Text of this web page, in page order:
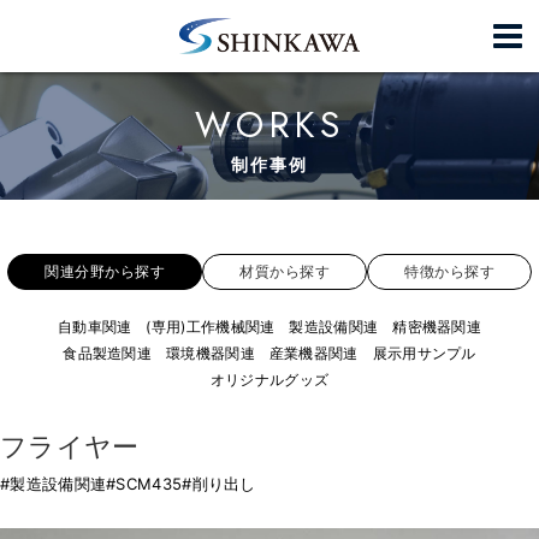
WORKS
制作事例
関連分野から探す 材質から探す 特徴から探す
自動車関連 (専用)工作機械関連 製造設備関連
精密機器関連
食品製造関連
環境機器関連 産業機器関連
展示用サンプル
オリジナルグッズ
フライヤー
#製造設備関連#SCM435#削り出し